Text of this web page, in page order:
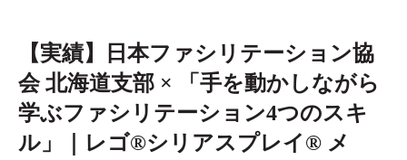
【実績】日本ファシリテーション協
会 北海道支部 × 「手を動かしながら
学ぶファシリテーション4つのスキ
ル」｜レゴ®シリアスプレイ® メ